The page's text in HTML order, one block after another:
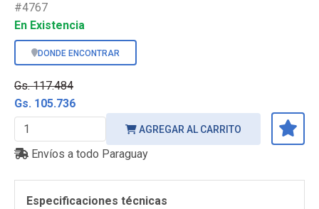
#4767
En Existencia
DONDE ENCONTRAR
Gs. 117.484
Gs. 105.736
AGREGAR AL CARRITO
Envíos a todo Paraguay
Especificaciones técnicas